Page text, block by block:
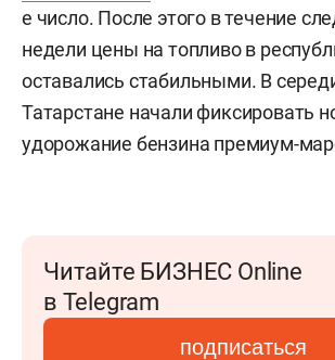
е число. После этого в течение
недели цены на топливо в
оставались стабильными. В
Татарстане начали фиксировать
удорожание бензина премиум-
Читайте БИЗНЕС Online
в Telegram
подписаться